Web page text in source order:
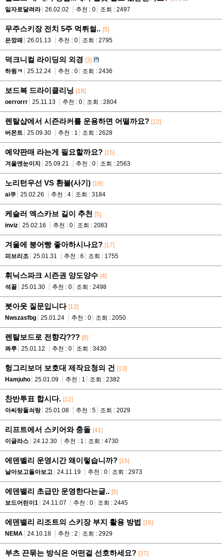
일자로달려라
26.02.02 추천 : 0 조회 : 2497
무주스키장 전치 5주 먹튀썰.. [5]
은깡패
26.01.13 추천 : 0 조회 : 2795
덕크니컬 라이딩의 외경 [3]
하윙ㅋ
25.12.24 추천 : 0 조회 : 2436
보드복 드라이클리닝 [18]
oerrorrr
25.11.13 추천 : 0 조회 : 2804
렌탈샵에서 시즌라커를 운용하면 어떨까요? [12]
버몬트
25.09.30 추천 : 1 조회 : 2628
예약판매 라는게 필요할까요? [15]
겨울엔눈이지
25.09.21 추천 : 0 조회 : 2563
노리턴우선 VS 환불(사기) [19]
ai쿠
25.02.26 추천 : 4 조회 : 3184
케슬러 엑스카브 길이 추천 [5]
inviz
25.02.16 추천 : 0 조회 : 2083
겨울에 붕어빵 좋아하시나요? [17]
피브리조
25.01.31 추천 : 6 조회 : 1755
휘닉스파크 시즌권 양도양수 [4]
석꼴
25.01.30 추천 : 0 조회 : 2498
붓아웃 질문입니다 [13]
Nwszasfbg
25.01.24 추천 : 0 조회 : 2050
렌탈보드로 전향각??? [8]
콰루
25.01.12 추천 : 0 조회 : 3430
헝그리보더 보호대 제작요청의 건 [13]
Hamjuho
25.01.09 추천 : 1 조회 : 2382
찬반투표 합시다. [12]
아씨랑돌쇠랑
25.01.08 추천 : 5 조회 : 2029
리프트에서 스키어와 충돌 [41]
이글라스
24.12.30 추천 : 1 조회 : 4730
에덴벨리 운영시간 왜이렇습니까? [15]
날아보고돌아보고
24.11.19 추천 : 0 조회 : 2973
에덴밸리 초급만 운영한다는글.. [5]
보드어린이1
24.11.07 추천 : 0 조회 : 2445
에덴밸리 리조트의 스키장 부지 활용 방법 [16]
NEMA
24.10.18 추천 : 2 조회 : 2929
부츠 끈묶는 방식은 어떤걸 선호하세요? [37]